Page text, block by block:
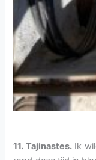
11. Tajinastes.Ik